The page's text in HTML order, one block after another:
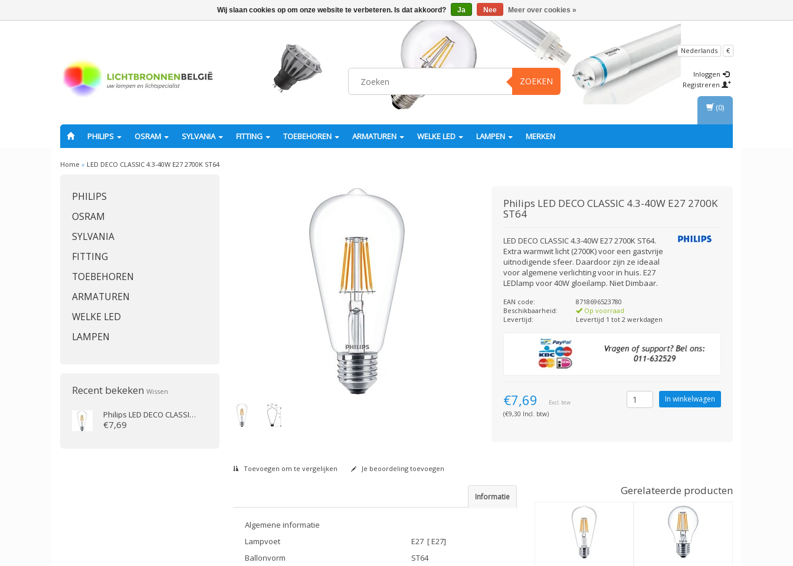
ZOEKEN
Nederlands €
Inloggen
Registreren
PHILIPS OSRAM SYLVANIA FITTING TOEBEHOREN ARMATUREN WELKE LED LAMPEN MERKEN
(0)
Home » LED DECO CLASSIC 4.3-40W E27 2700K ST64
PHILIPS
OSRAM
SYLVANIA
FITTING
TOEBEHOREN
ARMATUREN
WELKE LED
LAMPEN
Recent bekeken Wissen
Philips LED DECO CLASSIC 4.3-40W E27 2700K ST64
€7,69
Philips LED DECO CLASSIC 4.3-40W E27 2700K
ST64
LED DECO CLASSIC 4.3-40W E27 2700K ST64.
Extra warmwit licht (2700K) voor een gastvrije
uitnodigende sfeer. Daardoor zijn ze ideaal
voor algemene verlichting voor in huis. E27
LEDlamp voor 40W gloeilamp. Niet Dimbaar.
EAN code:
8718696523780
Beschikbaarheid:
Op voorraad
Levertijd:
Levertijd 1 tot 2 werkdagen
€7,69 Excl. btw
(€9,30 Incl. btw)
Toevoegen om te vergelijken Je beoordeling toevoegen
Informatie
Algemene informatie
Lampvoet
E27 [ E27]
Ballonvorm
ST64
Gerelateerde producten
Wij slaan cookies op om onze website te verbeteren. Is dat akkoord? Ja Nee Meer over cookies »